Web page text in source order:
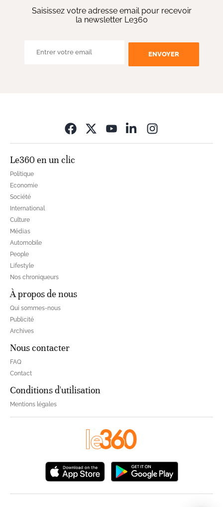
Saisissez votre adresse email pour recevoir
la newsletter Le360
ENVOYER
Le360 en un clic
Politique
Economie
Société
International
Culture
Médias
Automobile
People
Lifestyle
Nos chroniqueurs
À propos de nous
Qui sommes-nous
Publicité
Archives
Nous contacter
FAQ
Contact
Conditions d'utilisation
Mentions légales